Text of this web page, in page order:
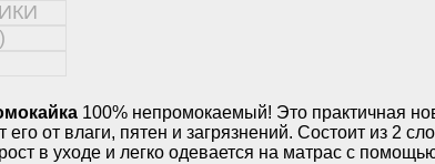
100% непромокаемый! Это практичная
от влаги, пятен и загрязнений. Состоит из 2
в уходе и легко одевается на матрас с